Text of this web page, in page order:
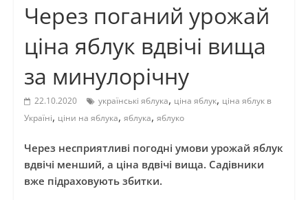
Через поганий урожай
ціна яблук вдвічі вища
за минулорічну
22.10.2020 українські яблука, ціна яблук, ціна яблук в
Україні, ціни на яблука, яблука, яблуко
Через несприятливі погодні умови урожай яблук
вдвічі менший, а ціна вдвічі вища. Садівники
вже підраховують збитки.